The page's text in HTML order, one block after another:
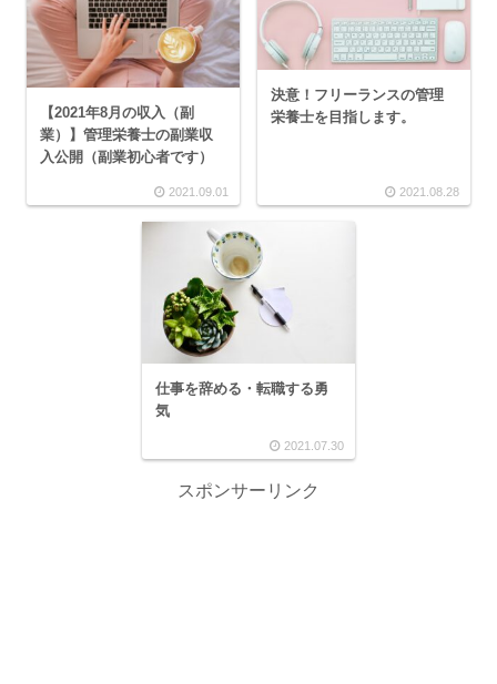
【2021年8月の収入（副
業）】管理栄養士の副業収
入公開（副業初心者です）
2021.09.01
決意！フリーランスの管理
栄養士を目指します。
2021.08.28
仕事を辞める・転職する勇
気
2021.07.30
スポンサーリンク